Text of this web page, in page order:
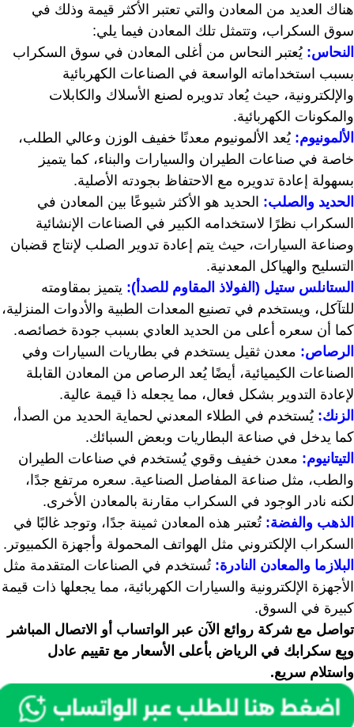
هناك العديد من المعادن والتي تعتبر الأكثر قيمة وذلك في
سوق السكراب، وتتمثل تلك المعادن فيما يلي:
النحاس: يُعتبر النحاس من أغلى المعادن في سوق السكراب
بسبب استخداماته الواسعة في الصناعات الكهربائية
والإلكترونية، حيث يُعاد تدويره لصنع الأسلاك والكابلات
والمكونات الكهربائية.
الألمونيوم: يُعد الألمونيوم معدنًا خفيف الوزن وعالي الطلب،
خاصة في صناعات الطيران والسيارات والبناء، كما يتميز
بسهولة إعادة تدويره مع الاحتفاظ بجودته الأصلية.
الحديد والصلب: الحديد هو الأكثر شيوعًا بين المعادن في
السكراب نظرًا لاستخدامه الكبير في الصناعات الإنشائية
وصناعة السيارات، حيث يتم إعادة تدوير الصلب لإنتاج قضبان
التسليح والهياكل المعدنية.
الستانلس ستيل (الفولاذ المقاوم للصدأ): يتميز بمقاومته
للتآكل، ويستخدم في تصنيع المعدات الطبية والأدوات المنزلية،
كما أن سعره أعلى من الحديد العادي بسبب جودة خصائصه.
الرصاص: معدن ثقيل يستخدم في بطاريات السيارات وفي
الصناعات الكيميائية، أيضًا يُعد الرصاص من المعادن القابلة
لإعادة التدوير بشكل فعال، مما يجعله ذا قيمة عالية.
الزنك: يُستخدم في الطلاء المعدني لحماية الحديد من الصدأ،
كما يدخل في صناعة البطاريات وبعض السبائك.
التيتانيوم: معدن خفيف وقوي يُستخدم في صناعات الطيران
والطب، مثل صناعة المفاصل الصناعية. سعره مرتفع جدًا،
لكنه نادر الوجود في السكراب مقارنة بالمعادن الأخرى.
الذهب والفضة: تُعتبر هذه المعادن ثمينة جدًا، وتوجد غالبًا في
السكراب الإلكتروني مثل الهواتف المحمولة وأجهزة الكمبيوتر.
البلازما والمعادن النادرة: تُستخدم في الصناعات المتقدمة مثل
الأجهزة الإلكترونية والسيارات الكهربائية، مما يجعلها ذات قيمة
كبيرة في السوق.
تواصل مع شركة روائع الآن عبر الواتساب أو الاتصال المباشر
وبِع سكرابك في الرياض بأعلى الأسعار مع تقييم عادل
واستلام سريع.